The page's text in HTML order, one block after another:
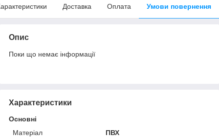
Доставка Оплата Умови повернення
Опис
Поки що немає інформації
Характеристики
Основні
Матеріал
ПВХ